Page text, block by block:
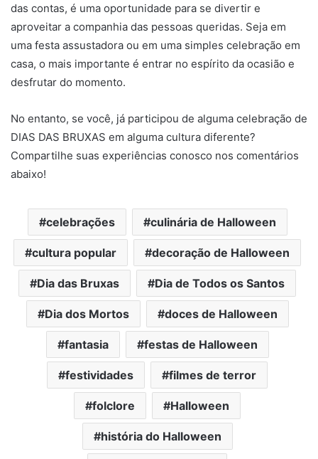
das contas, é uma oportunidade para se divertir e
aproveitar a companhia das pessoas queridas. Seja em
uma festa assustadora ou em uma simples celebração em
casa, o mais importante é entrar no espírito da ocasião e
desfrutar do momento.
No entanto, se você, já participou de alguma celebração de
DIAS DAS BRUXAS em alguma cultura diferente?
Compartilhe suas experiências conosco nos comentários
abaixo!
celebrações culinária de Halloween
cultura popular decoração de Halloween
Dia das Bruxas Dia de Todos os Santos
Dia dos Mortos doces de Halloween
fantasia festas de Halloween
festividades filmes de terror
folclore Halloween
história do Halloween